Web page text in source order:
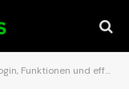
und effektive Nutzung